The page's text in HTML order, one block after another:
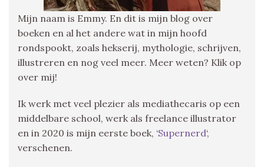
Mijn naam is Emmy. En dit is mijn blog over
boeken en al het andere wat in mijn hoofd
rondspookt, zoals hekserij, mythologie, schrijven,
illustreren en nog veel meer. Meer weten? Klik op
over mij!
Ik werk met veel plezier als mediathecaris op een
middelbare school, werk als freelance illustrator
en in 2020 is mijn eerste boek, ‘Supernerd‘,
verschenen.